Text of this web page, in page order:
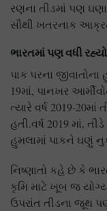
રણના તીડમાં પણ
સૌથી ખતરનાક
ભારતમાં પણ વધી
પાક પરના
19માં, પાનખર
ત્યારે વર્ષ 2019-
હતી.વર્ષ 2019 માં,
હુમલામાં પાકને ઘણું
નિષ્ણાતો કહે છે કે
કૃમિ માટે ખૂબ જ
ઉપરાંત તીડના જૂથ